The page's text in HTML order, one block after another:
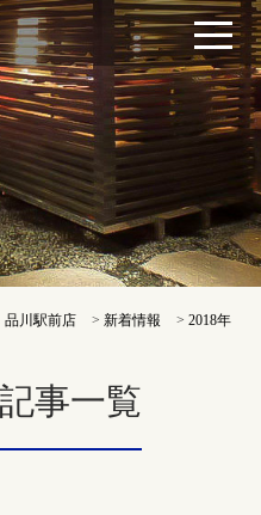
品川駅前店 >新着情報 >2018年
事一覧